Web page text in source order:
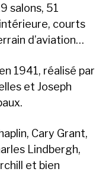
salons, 51
courts
d’aviation…
1941, réalisé par
et Joseph
Cary Grant,
Lindbergh,
et bien